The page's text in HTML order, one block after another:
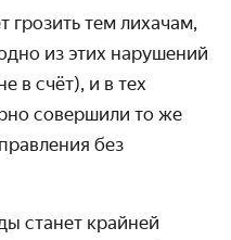
грозить тем лихачам,
из этих нарушений
в счёт), и в тех
совершили то же
без
станет крайней